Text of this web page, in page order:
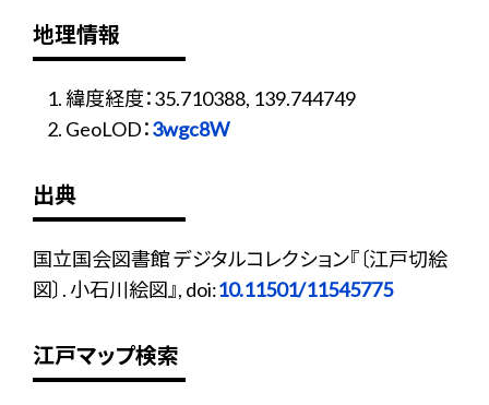
地理情報
緯度経度：35.710388, 139.744749
GeoLOD：3wgc8W
出典
国立国会図書館 デジタルコレクション『〔江戸切絵
図〕. 小石川絵図』, doi:10.11501/11545775
江戸マップ検索